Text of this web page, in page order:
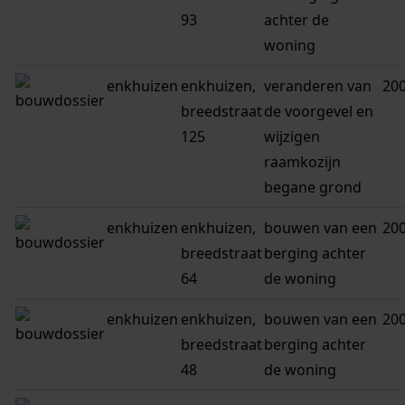
93
achter de
woning
enkhuizen enkhuizen,
breedstraat
125
veranderen van
de voorgevel en
wijzigen
raamkozijn
begane grond
enkhuizen enkhuizen,
breedstraat
64
bouwen van een
berging achter
de woning
enkhuizen enkhuizen,
breedstraat
48
bouwen van een
berging achter
de woning